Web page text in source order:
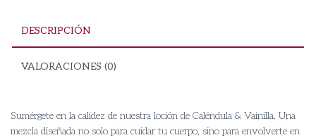
DESCRIPCIÓN
VALORACIONES (0)
Sumérgete en la calidez de nuestra loción de Caléndula & Vainilla. Una
mezcla diseñada no solo para cuidar tu cuerpo, sino para envolverte en